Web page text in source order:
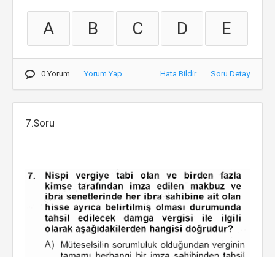
A B C D E
0 Yorum Yorum Yap Hata Bildir Soru Detay
7.Soru